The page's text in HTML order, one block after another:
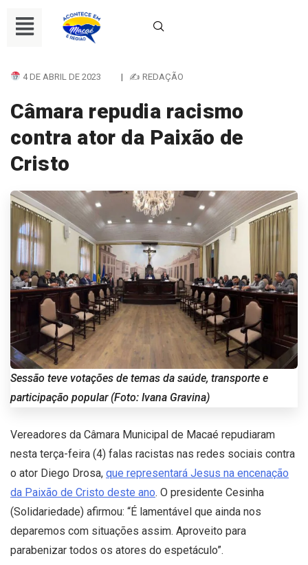
4 DE ABRIL DE 2023 | ✍ REDAÇÃO
Câmara repudia racismo
contra ator da Paixão de
Cristo
Sessão teve votações de temas da saúde, transporte e
participação popular (Foto: Ivana Gravina)
Vereadores da Câmara Municipal de Macaé repudiaram
nesta terça-feira (4) falas racistas nas redes sociais contra
o ator Diego Drosa, que representará Jesus na encenação
da Paixão de Cristo deste ano. O presidente Cesinha
(Solidariedade) afirmou: “É lamentável que ainda nos
deparemos com situações assim. Aproveito para
parabenizar todos os atores do espetáculo”.